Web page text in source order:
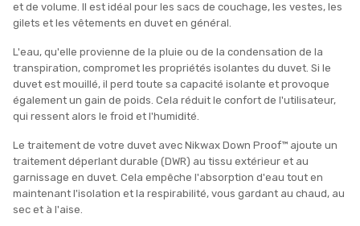
et de volume. Il est idéal pour les sacs de couchage, les vestes, les
gilets et les vêtements en duvet en général.
L'eau, qu'elle provienne de la pluie ou de la condensation de la
transpiration, compromet les propriétés isolantes du duvet. Si le
duvet est mouillé, il perd toute sa capacité isolante et provoque
également un gain de poids. Cela réduit le confort de l'utilisateur,
qui ressent alors le froid et l'humidité.
Le traitement de votre duvet avec Nikwax Down Proof™ ajoute un
traitement déperlant durable (DWR) au tissu extérieur et au
garnissage en duvet. Cela empêche l'absorption d'eau tout en
maintenant l'isolation et la respirabilité, vous gardant au chaud, au
sec et à l'aise.